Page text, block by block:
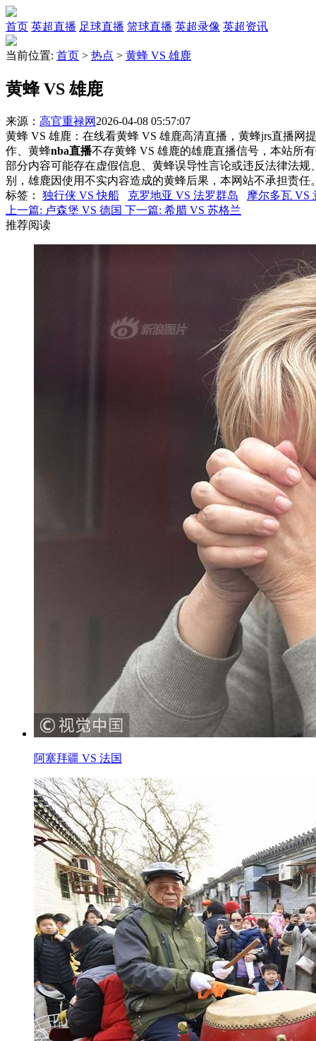
首页 英超直播 足球直播 篮球直播 英超录像 英超资讯
当前位置: 首页 > 热点 > 黄蜂 VS 雄鹿
黄蜂 VS 雄鹿
来源： 高官重禄网 2026-04-08 05:57:07
黄蜂 VS 雄鹿：在线看黄蜂 VS 雄鹿高清直播，黄蜂jrs直播网
作、黄蜂nba直播不存黄蜂 VS 雄鹿的雄鹿直播信号，本站所
部分内容可能存在虚假信息、黄蜂误导性言论或违反法律法规
别，雄鹿因使用不实内容造成的黄蜂后果，本网站不承担责任
标签 ： 独行侠 VS 快船 克罗地亚 VS 法罗群岛
摩尔多瓦 VS
上一篇: 卢森堡 VS 德国 下一篇: 希腊 VS 苏格兰
推荐阅读
阿塞拜疆 VS 法国